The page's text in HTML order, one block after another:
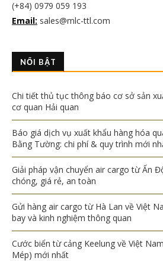
(+84) 0979 059 193
Email: sales@mlc-ttl.com
NỔI BẬT
Chi tiết thủ tục thông báo cơ sở sản
cơ quan Hải quan
Báo giá dịch vụ xuất khẩu hàng hóa
Bằng Tường: chi phí & quy trình mới
Giải pháp vận chuyển air cargo từ Ấn
chóng, giá rẻ, an toàn
Gửi hàng air cargo từ Hà Lan về Việt
bay và kinh nghiệm thông quan
Cước biển từ cảng Keelung về Việt
Mép) mới nhất